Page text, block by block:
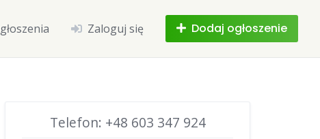
Zaloguj się Dodaj ogłoszenie
Telefon: +48 603 347 924